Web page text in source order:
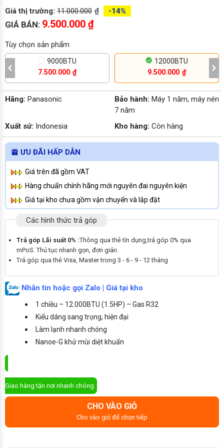
Giá thị trường: 11.000.000 ₫ -14%
GIÁ BÁN: 9.500.000 ₫
Tùy chọn sản phẩm
9000BTU
7.500.000 ₫
12000BTU
9.500.000 ₫
Hãng: Panasonic Bảo hành: Máy 1 năm, máy nén
7 năm
Xuất sứ: Indonesia Kho hàng: Còn hàng
ƯU ĐÃI HẤP DẪN
Giá trên đã gồm VAT
Hàng chuẩn chính hãng mới nguyên đai nguyên kiện
Giá tại kho chưa gồm vận chuyển và lắp đặt
Các hình thức trả góp
Trả góp Lãi suất 0% :Thông qua thẻ tín dụng,trả góp 0% qua
mPoS. Thủ tục nhanh gọn, đơn giản.
Trả góp qua thẻ Visa, Master trong 3 - 6 - 9 - 12 tháng
Nhắn tin hoặc gọi Zalo | Giá tại kho
1 chiều – 12.000BTU (1.5HP) – Gas R32
Kiểu dáng sang trọng, hiện đại
Làm lạnh nhanh chóng
Nanoe-G khử mùi diệt khuẩn
Giao hàng tận nơi nhanh chóng
CHO VÀO GIỎ
Cho vào giỏ để chọn tiếp